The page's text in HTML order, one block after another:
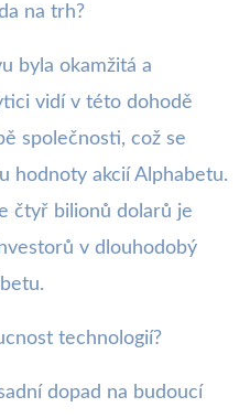
na trh?
byla okamžitá a
vidí v této dohodě
společnosti, což se
hodnoty akcií Alphabetu.
čtyř bilionů dolarů je
v dlouhodobý
technologií?
dopad na budoucí